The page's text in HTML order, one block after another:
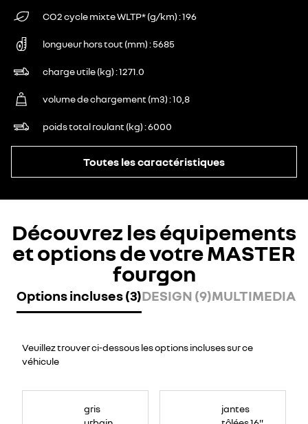
CO2 cycle mixte WLTP* (g/km) 196
longueur hors tout (mm) 5685
charge utile (kg) 1271.0
volume de chargement (m3) 10,8
poids total roulant (kg) 6000
Toutes les caractéristiques
Découvrez les équipements
et options de votre MASTER
fourgon
Options incluses (3)DESIGN (9)MULTIMEDIA
Veuillez trouver ci-dessous les options incluses sur ce
véhicule
gris
jantes